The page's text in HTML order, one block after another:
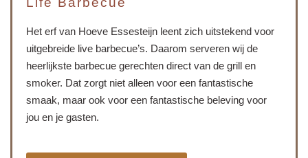
Het erf van Hoeve Essesteijn leent zich uitstekend voor
uitgebreide live barbecue’s. Daarom serveren wij de
heerlijkste barbecue gerechten direct van de grill en
smoker. Dat zorgt niet alleen voor een fantastische
smaak, maar ook voor een fantastische beleving voor
jou en je gasten.